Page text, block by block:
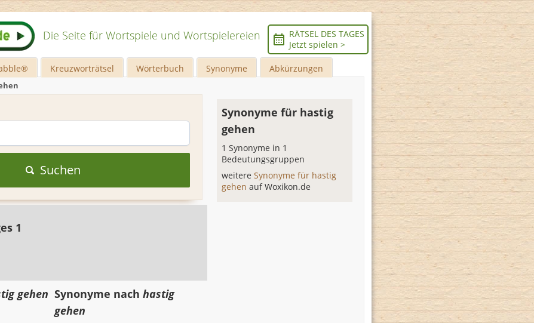
Die Seite für Wortspiele und Wortspielereien
RÄTSEL DES TAGES
Jetzt spielen >
Kreuzworträtsel Wörterbuch Synonyme Abkürzungen
Suchen
1
Synonyme für hastig
gehen
1 Synonyme in 1
Bedeutungsgruppen
weitereSynonyme für hastig
gehenauf Woxikon.de
gehen Synonyme nachhastig
gehen